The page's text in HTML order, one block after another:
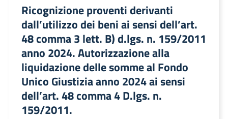
Ricognizione proventi derivanti
dall’utilizzo dei beni ai sensi dell’art.
48 comma 3 lett. B) d.lgs. n. 159/2011
anno 2024. Autorizzazione alla
liquidazione delle somme al Fondo
Unico Giustizia anno 2024 ai sensi
dell’art. 48 comma 4 D.lgs. n.
159/2011.